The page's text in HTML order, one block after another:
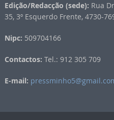
Edição/Redacção (sede): Rua
35, 3º Esquerdo Frente, 4730-
Nipc: 509704166
Contactos: Tel.: 912 305 709
E-mail: